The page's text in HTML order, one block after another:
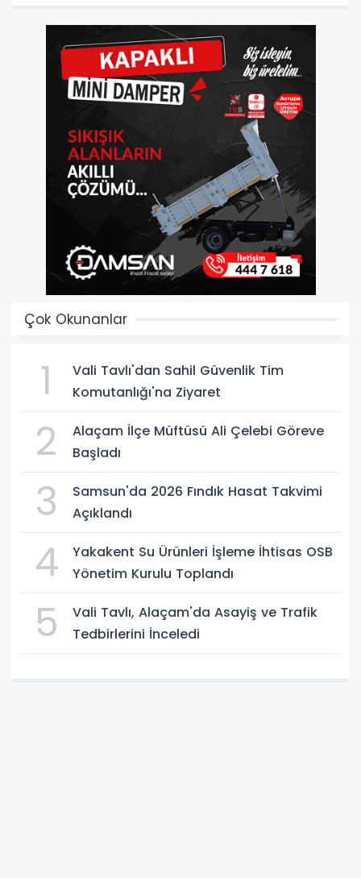
Çok Okunanlar
1
Vali Tavlı'dan Sahil Güvenlik Tim
Komutanlığı'na Ziyaret
2
Alaçam İlçe Müftüsü Ali Çelebi Göreve
Başladı
3
Samsun'da 2026 Fındık Hasat Takvimi
Açıklandı
4
Yakakent Su Ürünleri İşleme İhtisas OSB
Yönetim Kurulu Toplandı
5
Vali Tavlı, Alaçam'da Asayiş ve Trafik
Tedbirlerini İnceledi